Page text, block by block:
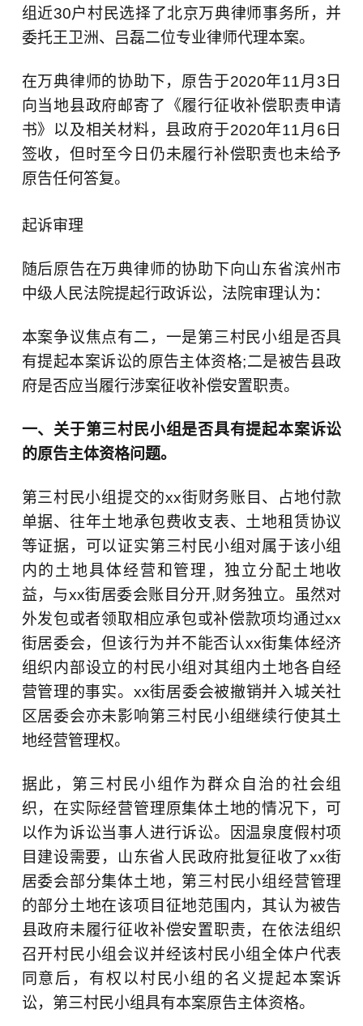
组近30户村民选择了北京万典律师事务所，并
委托王卫洲、吕磊二位专业律师代理本案。
在万典律师的协助下，原告于2020年11月3日
向当地县政府邮寄了《履行征收补偿职责申请
书》以及相关材料，县政府于2020年11月6日
签收，但时至今日仍未履行补偿职责也未给予
原告任何答复。
起诉审理
随后原告在万典律师的协助下向山东省滨州市
中级人民法院提起行政诉讼，法院审理认为：
本案争议焦点有二，一是第三村民小组是否具
有提起本案诉讼的原告主体资格;二是被告县政
府是否应当履行涉案征收补偿安置职责。
一、关于第三村民小组是否具有提起本案诉讼
的原告主体资格问题。
第三村民小组提交的xx街财务账目、占地付款
单据、往年土地承包费收支表、土地租赁协议
等证据，可以证实第三村民小组对属于该小组
内的土地具体经营和管理，独立分配土地收
益，与xx街居委会账目分开,财务独立。虽然对
外发包或者领取相应承包或补偿款项均通过xx
街居委会，但该行为并不能否认xx街集体经济
组织内部设立的村民小组对其组内土地各自经
营管理的事实。xx街居委会被撤销并入城关社
区居委会亦未影响第三村民小组继续行使其土
地经营管理权。
据此，第三村民小组作为群众自治的社会组
织，在实际经营管理原集体土地的情况下，可
以作为诉讼当事人进行诉讼。因温泉度假村项
目建设需要，山东省人民政府批复征收了xx街
居委会部分集体土地，第三村民小组经营管理
的部分土地在该项目征地范围内，其认为被告
县政府未履行征收补偿安置职责，在依法组织
召开村民小组会议并经该村民小组全体户代表
同意后，有权以村民小组的名义提起本案诉
讼，第三村民小组具有本案原告主体资格。